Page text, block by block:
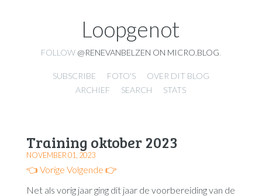
Loopgenot
FOLLOW @RENEVANBELZEN ON MICRO.BLOG
SUBSCRIBE FOTO'S
OVER DIT BLOG
ARCHIEF
SEARCH STATS
Training oktober 2023
NOVEMBER 01, 2023
👈 Vorige Volgende 👉
Net als vorig jaar ging dit jaar de voorbereiding van de